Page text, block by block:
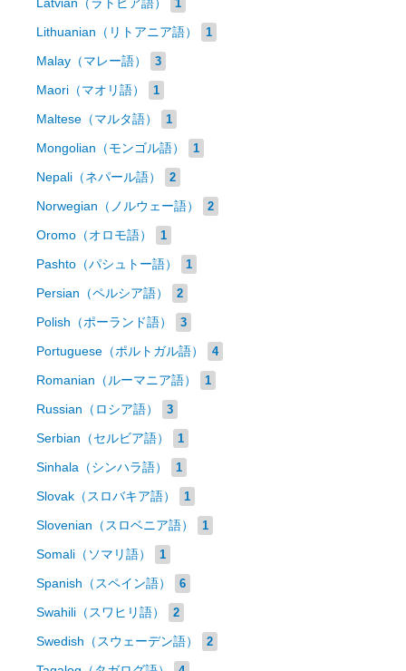
Latvian（ラトビア語） 1
Lithuanian（リトアニア語） 1
Malay（マレー語） 3
Maori（マオリ語） 1
Maltese（マルタ語） 1
Mongolian（モンゴル語） 1
Nepali（ネパール語） 2
Norwegian（ノルウェー語） 2
Oromo（オロモ語） 1
Pashto（パシュトー語） 1
Persian（ペルシア語） 2
Polish（ポーランド語） 3
Portuguese（ポルトガル語） 4
Romanian（ルーマニア語） 1
Russian（ロシア語） 3
Serbian（セルビア語） 1
Sinhala（シンハラ語） 1
Slovak（スロバキア語） 1
Slovenian（スロベニア語） 1
Somali（ソマリ語） 1
Spanish（スペイン語） 6
Swahili（スワヒリ語） 2
Swedish（スウェーデン語） 2